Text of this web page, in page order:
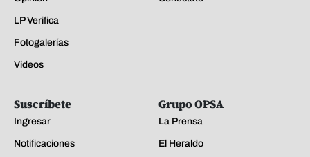
LP Verifica
Fotogalerías
Videos
Suscríbete
Ingresar
Notificaciones
Grupo OPSA
La Prensa
El Heraldo